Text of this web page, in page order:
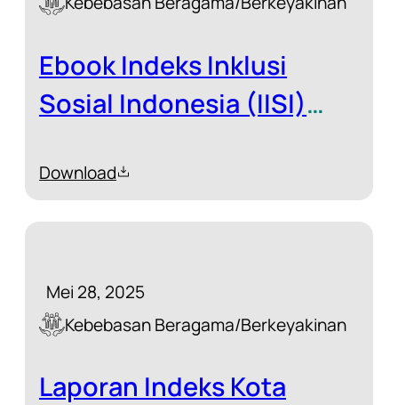
Ebook Indeks Inklusi
Sosial Indonesia (IISI)
Download
Mei 28, 2025
Kebebasan Beragama/Berkeyakinan
Laporan Indeks Kota